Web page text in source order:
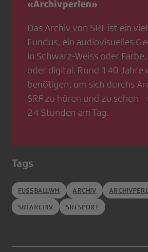
«Archivperlen»
Das Archiv von SRF ist ein
Fundus, ein audiovisuelles
in Schwarz-Weiss oder
oder digital. Rund 140 Jahre
benötigen, um sich durchs
SRF zu hören und zu sehen –
24 Stunden am Tag.
Tags
FUSSBALLWM ARCHIV
SRFARCHIV SRFSPORT